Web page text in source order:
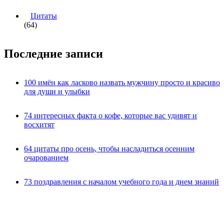
Цитаты
(64)
Последние записи
100 имён как ласково назвать мужчину просто и красиво
для души и улыбки
74 интересных факта о кофе, которые вас удивят и
восхитят
64 цитаты про осень, чтобы насладиться осенним
очарованием
73 поздравления с началом учебного года и днем знаний